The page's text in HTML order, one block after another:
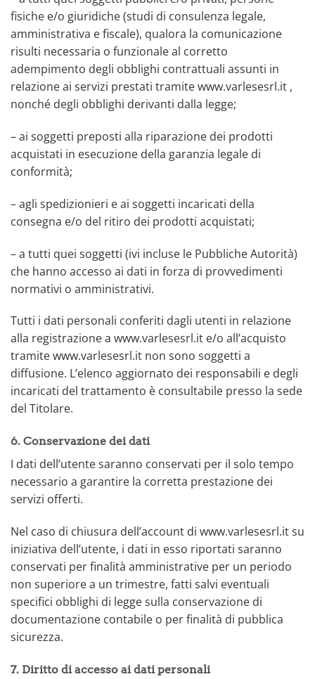
fisiche e/o giuridiche (studi di consulenza legale,
amministrativa e fiscale), qualora la comunicazione
risulti necessaria o funzionale al corretto
adempimento degli obblighi contrattuali assunti in
relazione ai servizi prestati tramite www.varlesesrl.it ,
nonché degli obblighi derivanti dalla legge;
– ai soggetti preposti alla riparazione dei prodotti
acquistati in esecuzione della garanzia legale di
conformità;
– agli spedizionieri e ai soggetti incaricati della
consegna e/o del ritiro dei prodotti acquistati;
– a tutti quei soggetti (ivi incluse le Pubbliche Autorità)
che hanno accesso ai dati in forza di provvedimenti
normativi o amministrativi.
Tutti i dati personali conferiti dagli utenti in relazione
alla registrazione a www.varlesesrl.it e/o all’acquisto
tramite www.varlesesrl.it non sono soggetti a
diffusione. L’elenco aggiornato dei responsabili e degli
incaricati del trattamento è consultabile presso la sede
del Titolare.
6. Conservazione dei dati
I dati dell’utente saranno conservati per il solo tempo
necessario a garantire la corretta prestazione dei
servizi offerti.
Nel caso di chiusura dell’account di www.varlesesrl.it su
iniziativa dell’utente, i dati in esso riportati saranno
conservati per finalità amministrative per un periodo
non superiore a un trimestre, fatti salvi eventuali
specifici obblighi di legge sulla conservazione di
documentazione contabile o per finalità di pubblica
sicurezza.
7. Diritto di accesso ai dati personali